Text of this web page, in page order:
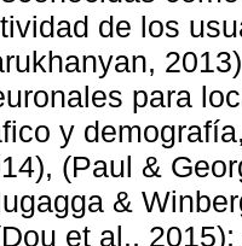
de los
para
y
(Paul &
&
et al.,